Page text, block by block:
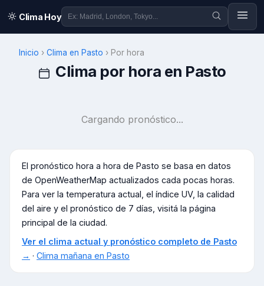
Clima Hoy
Inicio › Clima en Pasto › Por hora
Clima por hora en Pasto
Cargando pronóstico...
El pronóstico hora a hora de Pasto se basa en datos
de OpenWeatherMap actualizados cada pocas horas.
Para ver la temperatura actual, el índice UV, la calidad
del aire y el pronóstico de 7 días, visitá la página
principal de la ciudad.
Ver el clima actual y pronóstico completo de Pasto
→ · Clima mañana en Pasto